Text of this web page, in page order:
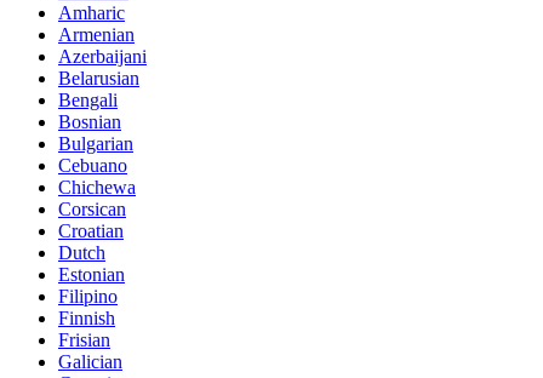
Amharic
Armenian
Azerbaijani
Belarusian
Bengali
Bosnian
Bulgarian
Cebuano
Chichewa
Corsican
Croatian
Dutch
Estonian
Filipino
Finnish
Frisian
Galician